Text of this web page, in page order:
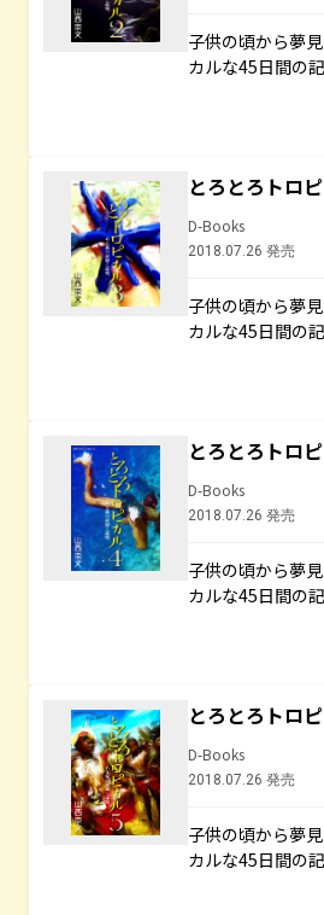
子供の頃から夢
カルな45日間の
とろとろトロ
D-Books
2018.07.26 発売
子供の頃から夢
カルな45日間の
とろとろトロ
D-Books
2018.07.26 発売
子供の頃から夢
カルな45日間の
とろとろトロ
D-Books
2018.07.26 発売
子供の頃から夢
カルな45日間の